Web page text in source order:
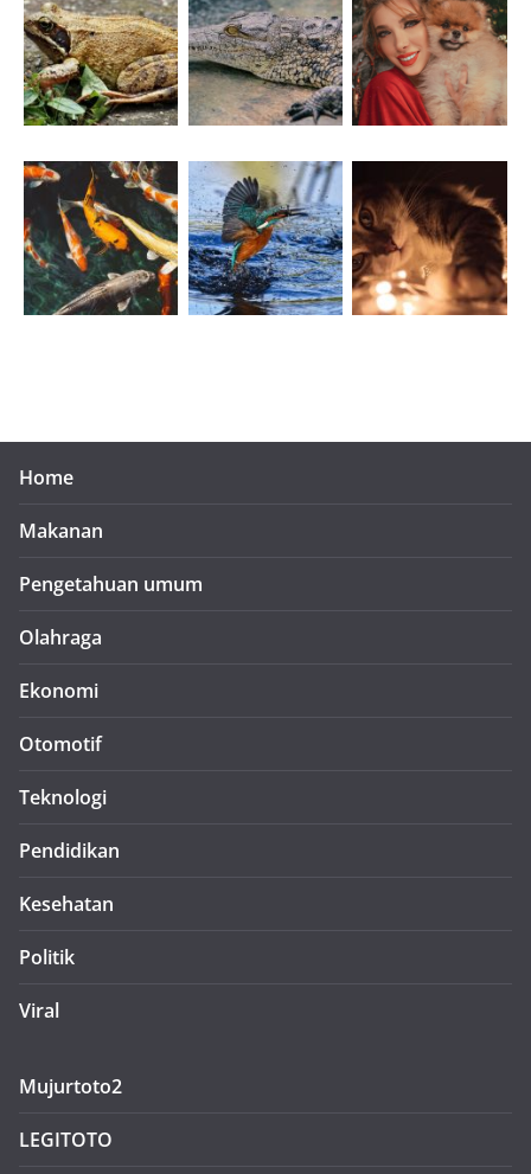
Home
Makanan
Pengetahuan umum
Olahraga
Ekonomi
Otomotif
Teknologi
Pendidikan
Kesehatan
Politik
Viral
Mujurtoto2
LEGITOTO